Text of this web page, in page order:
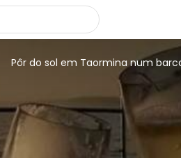
Pôr do sol em Taormina num